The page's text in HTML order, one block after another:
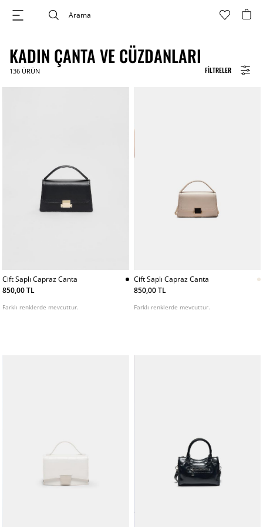
FILTRELER
KADIN ÇANTA VE CÜZDANLARI
136 ÜRÜN
Cift Saplı Capraz Canta
850,00 TL
Farklı renklerde mevcuttur.
Cift Saplı Capraz Canta
850,00 TL
Farklı renklerde mevcuttur.